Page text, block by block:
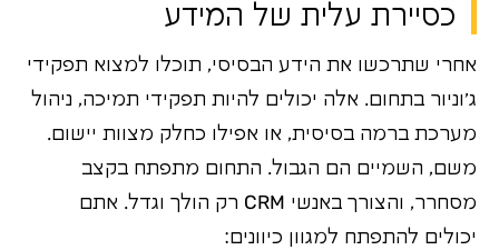
כסיירת עלית של המידע
אחרי שתרכשו את הידע הבסיסי, תוכלו למצוא תפקידי
ג'וניור בתחום. אלה יכולים להיות תפקידי תמיכה, ניהול
מערכת ברמה בסיסית, או אפילו כחלק מצוות יישום.
משם, השמיים הם הגבול. התחום מתפתח בקצב
מסחרר, והצורך באנשי CRM רק הולך וגדל. אתם
יכולים להתפתח למגוון כיוונים: